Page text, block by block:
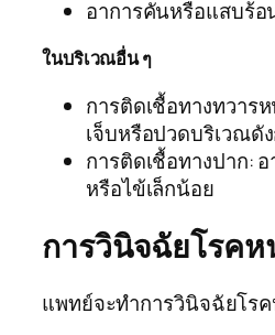
อาการคันหรือแสบร้อ
ในบริเวณอื่น ๆ
การติดเชื้อทางทวาร
เจ็บหรือปวดบริเวณดั
การติดเชื้อทางปาก:
หรือไข้เล็กน้อย
การวินิจฉัยโรคห
แพทย์จะทำการวินิจฉัยโร